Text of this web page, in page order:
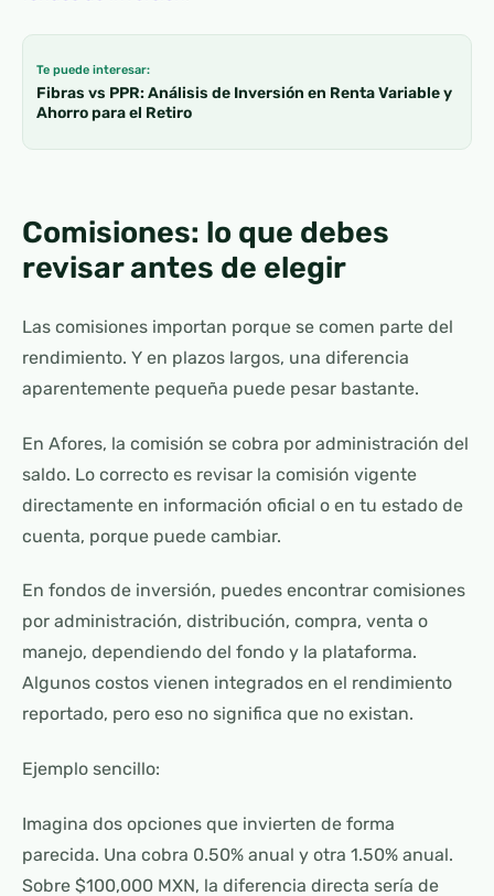
Te puede interesar:
Fibras vs PPR: Análisis de Inversión en Renta Variable y
Ahorro para el Retiro
Comisiones: lo que debes
revisar antes de elegir
Las comisiones importan porque se comen parte del
rendimiento. Y en plazos largos, una diferencia
aparentemente pequeña puede pesar bastante.
En Afores, la comisión se cobra por administración del
saldo. Lo correcto es revisar la comisión vigente
directamente en información oficial o en tu estado de
cuenta, porque puede cambiar.
En fondos de inversión, puedes encontrar comisiones
por administración, distribución, compra, venta o
manejo, dependiendo del fondo y la plataforma.
Algunos costos vienen integrados en el rendimiento
reportado, pero eso no significa que no existan.
Ejemplo sencillo:
Imagina dos opciones que invierten de forma
parecida. Una cobra 0.50% anual y otra 1.50% anual.
Sobre $100,000 MXN, la diferencia directa sería de